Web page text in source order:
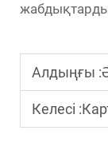
жабдықтарды
Алдыңғы :
Келесі :Картон